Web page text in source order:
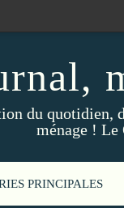
du quotidien,
ménage !
PRINCIPALES